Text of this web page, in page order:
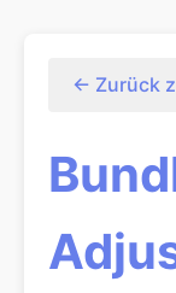
← Zurück